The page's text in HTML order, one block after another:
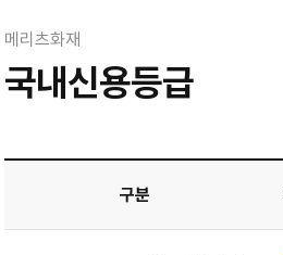
메리츠화재
국내신용등급
구분